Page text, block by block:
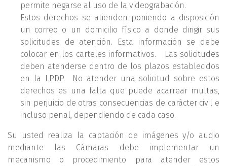
permite negarse al uso de la videograbación.
Estos derechos se atienden poniendo a disposición
un correo o un domicilio físico a donde dirigir sus
solicitudes de atención. Esta información se debe
colocar en los carteles informativos. Las solicitudes
deben atenderse dentro de los plazos establecidos
en la LPDP. No atender una solicitud sobre estos
derechos es una falta que puede acarrear multas,
sin perjuicio de otras consecuencias de carácter civil e
incluso penal, dependiendo de cada caso.
Su usted realiza la captación de imágenes y/o audio
mediante las Cámaras debe implementar un
mecanismo o procedimiento para atender estos